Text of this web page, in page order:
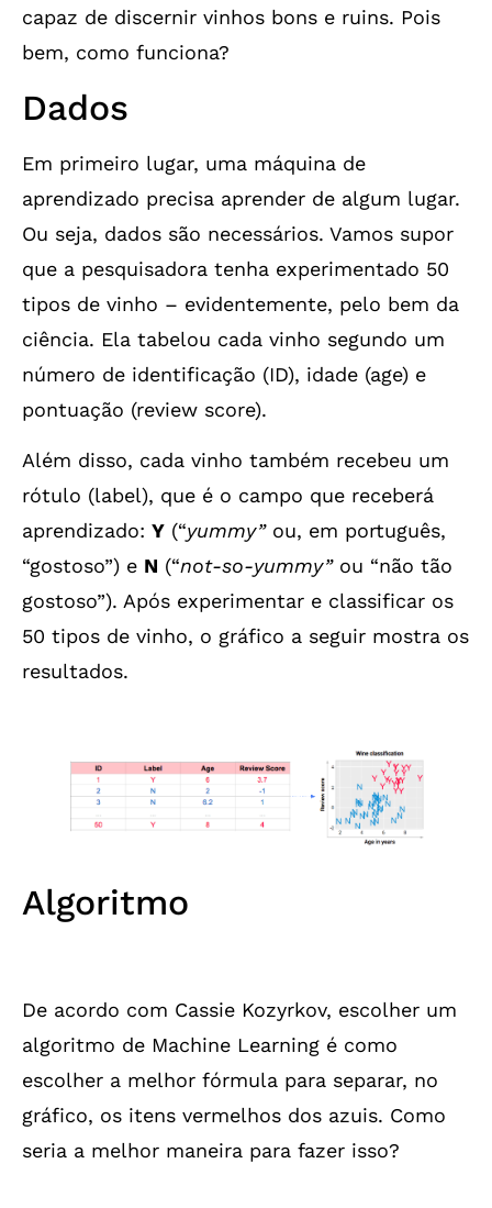
capaz de discernir vinhos bons e ruins. Pois
bem, como funciona?
Dados
Em primeiro lugar, uma máquina de
aprendizado precisa aprender de algum lugar.
Ou seja, dados são necessários. Vamos supor
que a pesquisadora tenha experimentado 50
tipos de vinho – evidentemente, pelo bem da
ciência. Ela tabelou cada vinho segundo um
número de identificação (ID), idade (age) e
pontuação (review score).
Além disso, cada vinho também recebeu um
rótulo (label), que é o campo que receberá
aprendizado: Y (“yummy” ou, em português,
“gostoso”) e N (“not-so-yummy”ou “não tão
gostoso”). Após experimentar e classificar os
50 tipos de vinho, o gráfico a seguir mostra os
resultados.
Algoritmo
De acordo com Cassie Kozyrkov, escolher um
algoritmo de Machine Learning é como
escolher a melhor fórmula para separar, no
gráfico, os itens vermelhos dos azuis. Como
seria a melhor maneira para fazer isso?